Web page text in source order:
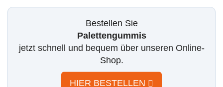
Bestellen Sie
Palettengummis
jetzt schnell und bequem über unseren Online-
Shop.
HIER BESTELLEN